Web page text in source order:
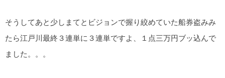
そうしてあと少しまてとビジョンで握り絞めていた船券盗みみ
たら江戸川最終３連単に３連単ですよ、１点三万円ブッ込んで
ました。。。